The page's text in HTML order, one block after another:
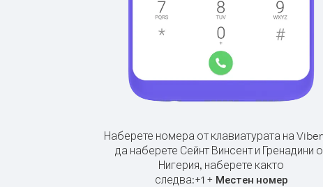
Наберете номера от клавиатурата на
да наберете Сейнт Винсент и Гренадини
Нигерия, наберете както
следва:+1+ Местен номер